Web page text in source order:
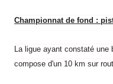
Championnat de fond :
La ligue ayant constaté
compose d'un 10 km sur